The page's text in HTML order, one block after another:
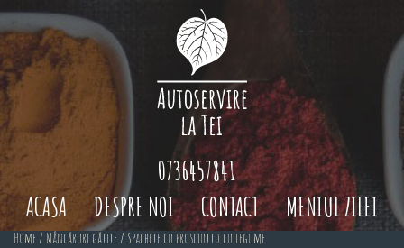
ACASA DESPRE NOI CONTACT MENIUL ZILEI
0736457841
Home / Mâncăruri gătite / Spachete cu prosciutto cu legume